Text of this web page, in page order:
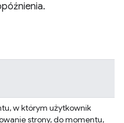
w którym użytkownik
strony, do momentu,